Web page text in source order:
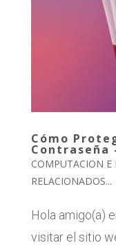
Cómo
Contraseña
COMPUTACION
RELACIONADOS...
Hola amigo(a)
visitar el sitio